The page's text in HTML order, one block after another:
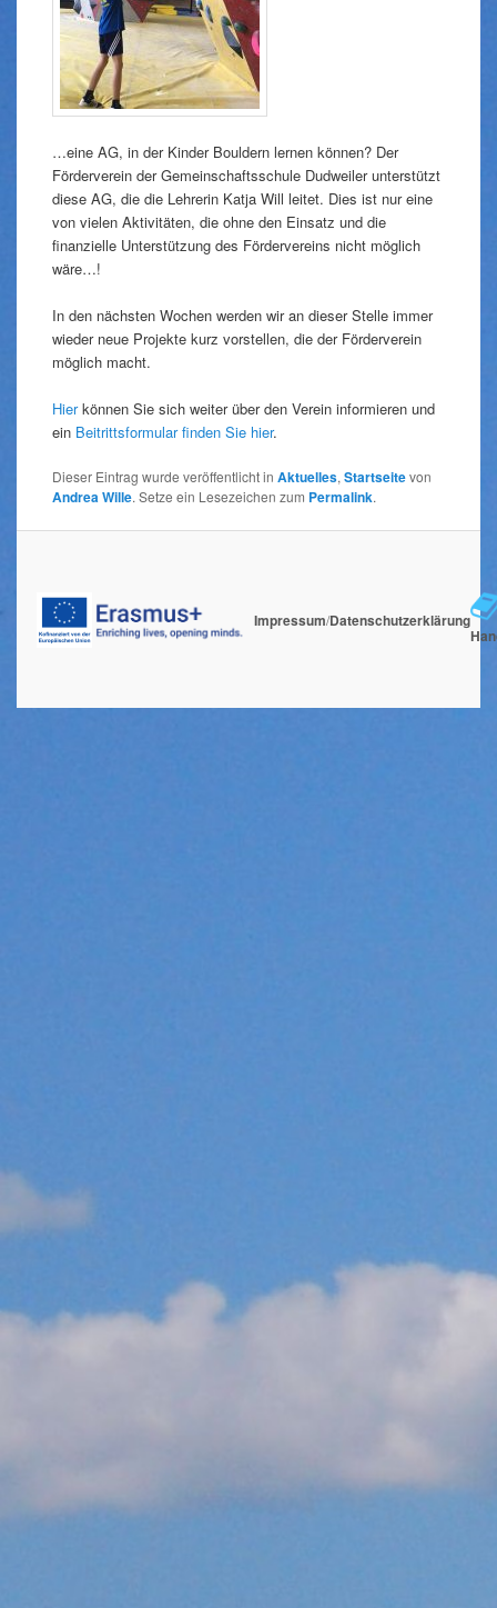
…eine AG, in der Kinder Bouldern lernen können? Der
Förderverein der Gemeinschaftsschule Dudweiler unterstützt
diese AG, die die Lehrerin Katja Will leitet. Dies ist nur eine
von vielen Aktivitäten, die ohne den Einsatz und die
finanzielle Unterstützung des Fördervereins nicht möglich
wäre…!
In den nächsten Wochen werden wir an dieser Stelle immer
wieder neue Projekte kurz vorstellen, die der Förderverein
möglich macht.
Hierkönnen Sie sich weiter über den Verein informieren und
ein Beitrittsformular finden Sie hier.
Dieser Eintrag wurde veröffentlicht in Aktuelles, Startseitevon
Andrea Wille. Setze ein Lesezeichen zum Permalink.
Impressum/Datenschutzerklärung